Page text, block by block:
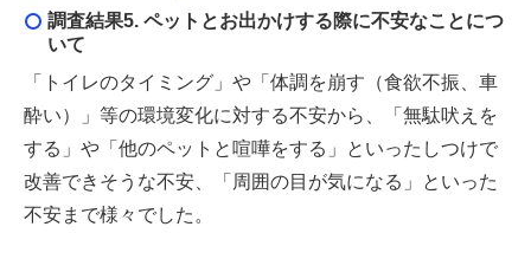
調査結果5. ペットとお出かけする際に不安なことにつ
いて
「トイレのタイミング」や「体調を崩す（食欲不振、車
酔い）」等の環境変化に対する不安から、「無駄吠えを
する」や「他のペットと喧嘩をする」といったしつけで
改善できそうな不安、「周囲の目が気になる」といった
不安まで様々でした。